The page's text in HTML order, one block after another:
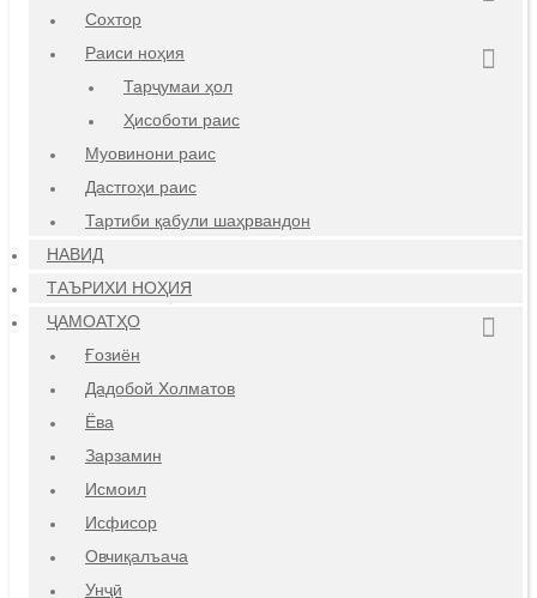
Сохтор
Раиси ноҳия
Тарҷумаи ҳол
Ҳисоботи раис
Муовинони раис
Дастгоҳи раис
Тартиби қабули шаҳрвандон
НАВИД
ТАЪРИХИ НОҲИЯ
ҶАМОАТҲО
Ғозиён
Дадобой Холматов
Ёва
Зарзамин
Исмоил
Исфисор
Овчиқалъача
Унҷӣ